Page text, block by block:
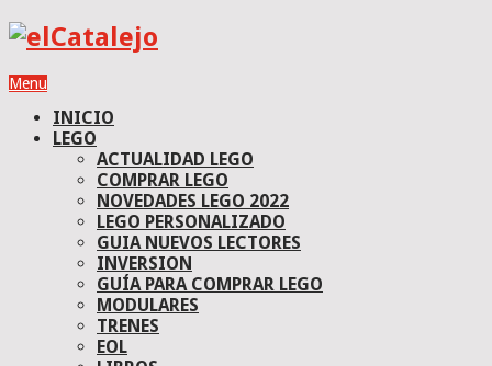
Menu
INICIO
LEGO
ACTUALIDAD LEGO
COMPRAR LEGO
NOVEDADES LEGO 2022
LEGO PERSONALIZADO
GUIA NUEVOS LECTORES
INVERSION
GUÍA PARA COMPRAR LEGO
MODULARES
TRENES
EOL